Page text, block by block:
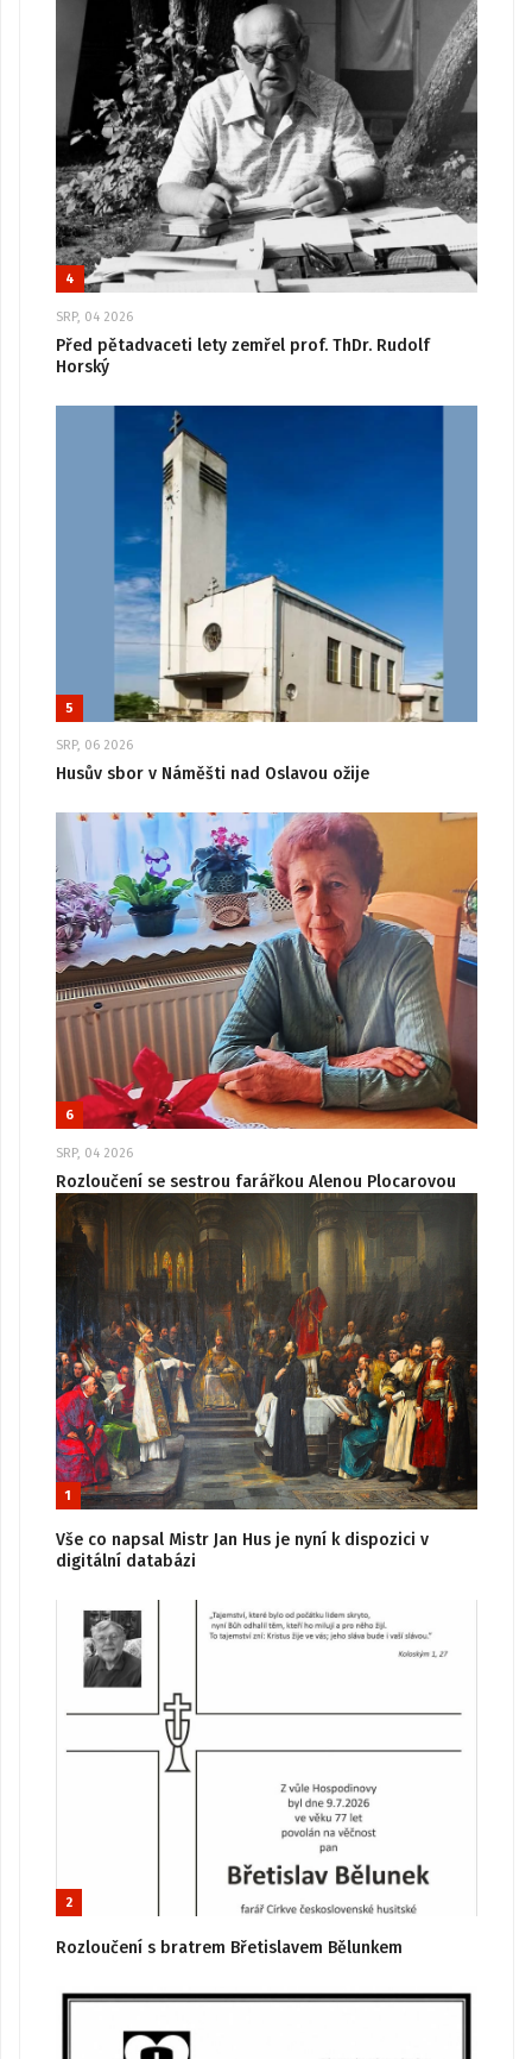
4
SRP, 04 2026
Před pětadvaceti lety zemřel prof. ThDr. Rudolf
Horský
5
SRP, 06 2026
Husův sbor v Náměšti nad Oslavou ožije
6
SRP, 04 2026
Rozloučení se sestrou farářkou Alenou Plocarovou
1
Vše co napsal Mistr Jan Hus je nyní k dispozici v
digitální databázi
2
Rozloučení s bratrem Břetislavem Bělunkem